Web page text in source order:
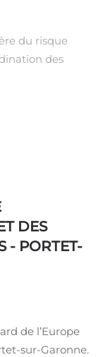
du risque
des
DES
- PORTET-
de l’Europe
sur-Garonne.